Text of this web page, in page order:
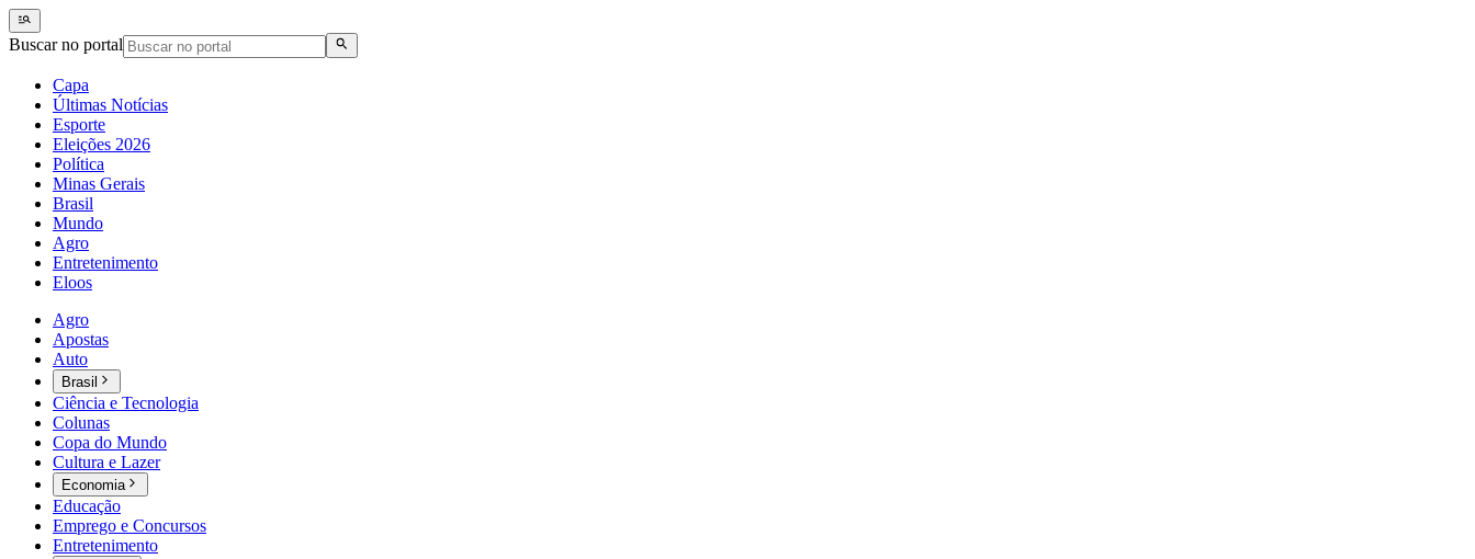
Buscar no portal
Capa
Últimas Notícias
Esporte
Eleições 2026
Política
Minas Gerais
Brasil
Mundo
Agro
Entretenimento
Eloos
Agro
Apostas
Auto
Brasil
Ciência e Tecnologia
Colunas
Copa do Mundo
Cultura e Lazer
Economia
Educação
Emprego e Concursos
Entretenimento